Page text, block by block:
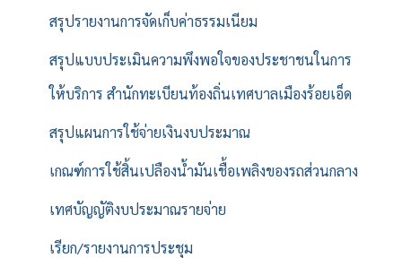
สรุปรายงานการจัดเก็บค่าธรรมเนียม
สรุปแบบประเมินความพึงพอใจของประชาชนในการ
ให้บริการ สำนักทะเบียนท้องถิ่นเทศบาลเมืองร้อยเอ็ด
สรุปแผนการใช้จ่ายเงินงบประมาณ
เกณฑ์การใช้สิ้นเปลืองน้ำมันเชื้อเพลิงของรถส่วนกลาง
เทศบัญญัติงบประมาณรายจ่าย
เรียก/รายงานการประชุม